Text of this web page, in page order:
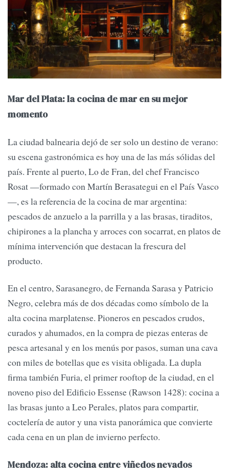
Mar del Plata: la cocina de mar en su mejor
momento
La ciudad balnearia dejó de ser solo un destino de verano:
su escena gastronómica es hoy una de las más sólidas del
país. Frente al puerto, Lo de Fran, del chef Francisco
Rosat —formado con Martín Berasategui en el País Vasco
—, es la referencia de la cocina de mar argentina:
pescados de anzuelo a la parrilla y a las brasas, tiraditos,
chipirones a la plancha y arroces con socarrat, en platos de
mínima intervención que destacan la frescura del
producto.
En el centro, Sarasanegro, de Fernanda Sarasa y Patricio
Negro, celebra más de dos décadas como símbolo de la
alta cocina marplatense. Pioneros en pescados crudos,
curados y ahumados, en la compra de piezas enteras de
pesca artesanal y en los menús por pasos, suman una cava
con miles de botellas que es visita obligada. La dupla
firma también Furia, el primer rooftop de la ciudad, en el
noveno piso del Edificio Essense (Rawson 1428): cocina a
las brasas junto a Leo Perales, platos para compartir,
coctelería de autor y una vista panorámica que convierte
cada cena en un plan de invierno perfecto.
Mendoza: alta cocina entre viñedos nevados